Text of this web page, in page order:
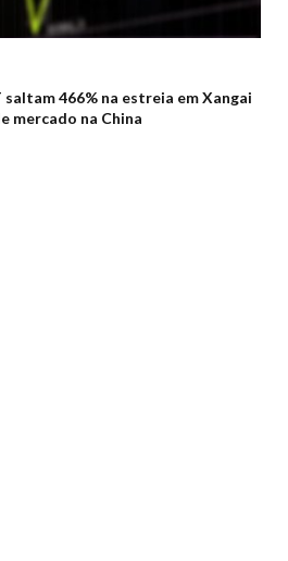
466% na estreia em Xangai
mercado na China